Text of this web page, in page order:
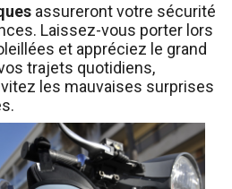
assureront votre sécurité
Laissez-vous porter lors
et appréciez le grand
trajets quotidiens,
les mauvaises surprises